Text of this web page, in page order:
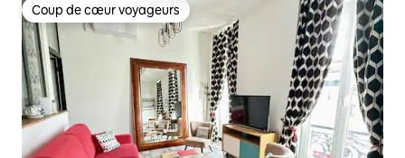
Coup de cœur voyageurs
Coup de cœur voyageurs